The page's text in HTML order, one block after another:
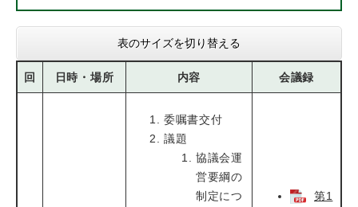
表のサイズを切り替える
回 日時・場所 内容 会議録
委嘱書交付
議題
協議会運
営要綱の
制定につ
第1